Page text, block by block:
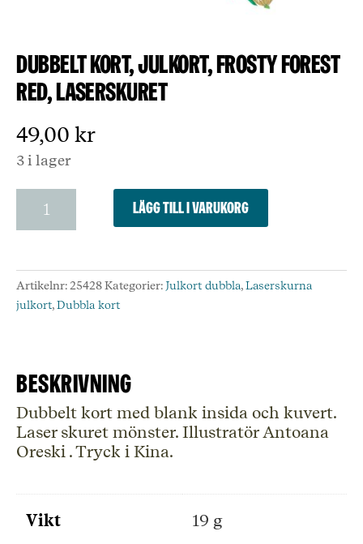
Dubbelt kort, julkort, Frosty forest
red, laserskuret
49,00 kr
3 i lager
kort,
julkort,
forest
red,
laserskuret
Lägg till i varukorg
Artikelnr: 25428Kategorier: Julkort dubbla,Laserskurna
julkort,Dubbla kort
Beskrivning
Dubbelt kort med blank insida och kuvert.
Laser skuret mönster. Illustratör Antoana
Oreski . Tryck i Kina.
Vikt 19 g